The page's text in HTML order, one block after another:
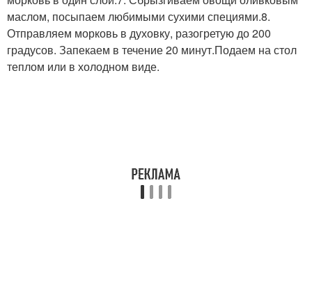
маслом, посыпаем любимыми сухими специями.8.
Отправляем морковь в духовку, разогретую до 200
градусов. Запекаем в течение 20 минут.Подаем на стол
теплом или в холодном виде.